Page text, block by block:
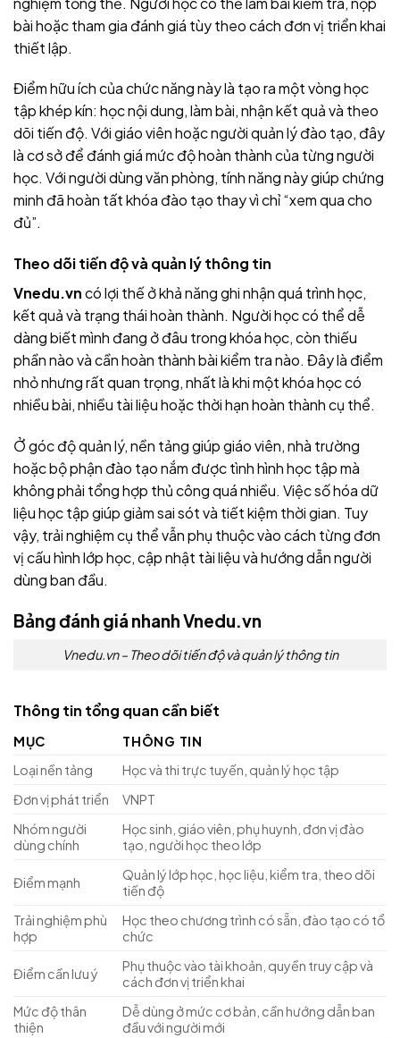
bài hoặc tham gia đánh giá tùy theo cách đơn vị triển khai
thiết lập.
Điểm hữu ích của chức năng này là tạo ra một vòng học
tập khép kín: học nội dung, làm bài, nhận kết quả và theo
dõi tiến độ. Với giáo viên hoặc người quản lý đào tạo, đây
là cơ sở để đánh giá mức độ hoàn thành của từng người
học. Với người dùng văn phòng, tính năng này giúp chứng
minh đã hoàn tất khóa đào tạo thay vì chỉ “xem qua cho
đủ”.
Theo dõi tiến độ và quản lý thông tin
Vnedu.vncó lợi thế ở khả năng ghi nhận quá trình học,
kết quả và trạng thái hoàn thành. Người học có thể dễ
dàng biết mình đang ở đâu trong khóa học, còn thiếu
phần nào và cần hoàn thành bài kiểm tra nào. Đây là điểm
nhỏ nhưng rất quan trọng, nhất là khi một khóa học có
nhiều bài, nhiều tài liệu hoặc thời hạn hoàn thành cụ thể.
Ở góc độ quản lý, nền tảng giúp giáo viên, nhà trường
hoặc bộ phận đào tạo nắm được tình hình học tập mà
không phải tổng hợp thủ công quá nhiều. Việc số hóa dữ
liệu học tập giúp giảm sai sót và tiết kiệm thời gian. Tuy
vậy, trải nghiệm cụ thể vẫn phụ thuộc vào cách từng đơn
vị cấu hình lớp học, cập nhật tài liệu và hướng dẫn người
dùng ban đầu.
Bảng đánh giá nhanhVnedu.vn
Vnedu.vn – Theo dõi tiến độ và quản lý thông tin
Thông tin tổng quan cần biết
MỤC
THÔNG TIN
Loại nền tảng
Học và thi trực tuyến, quản lý học tập
Đơn vị phát triển
VNPT
Nhóm người
dùng chính
Học sinh, giáo viên, phụ huynh, đơn vị đào
tạo, người học theo lớp
Điểm mạnh
Quản lý lớp học, học liệu, kiểm tra, theo dõi
tiến độ
Trải nghiệm phù
hợp
Học theo chương trình có sẵn, đào tạo có tổ
chức
Điểm cần lưu ý
Phụ thuộc vào tài khoản, quyền truy cập và
cách đơn vị triển khai
Mức độ thân
thiện
Dễ dùng ở mức cơ bản, cần hướng dẫn ban
đầu với người mới